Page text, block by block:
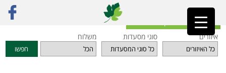
ראשי»מסעדות פרנקפורט נקניקיות Frankfurt Hotdogs
חזרה לאינדקס המסעדות
איזורים
סוגי מסעדות משלוח
חפשו